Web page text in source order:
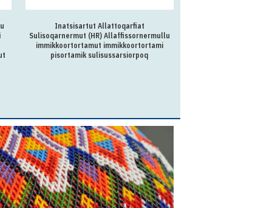
Inatsisartut Allattoqarfiat
Sulisoqarnermut (HR) Allaffissornermullu
immikkoortortamut immikkoortortami
pisortamik sulisussarsiorpoq